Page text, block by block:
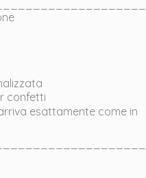
confetti
esattamente come in